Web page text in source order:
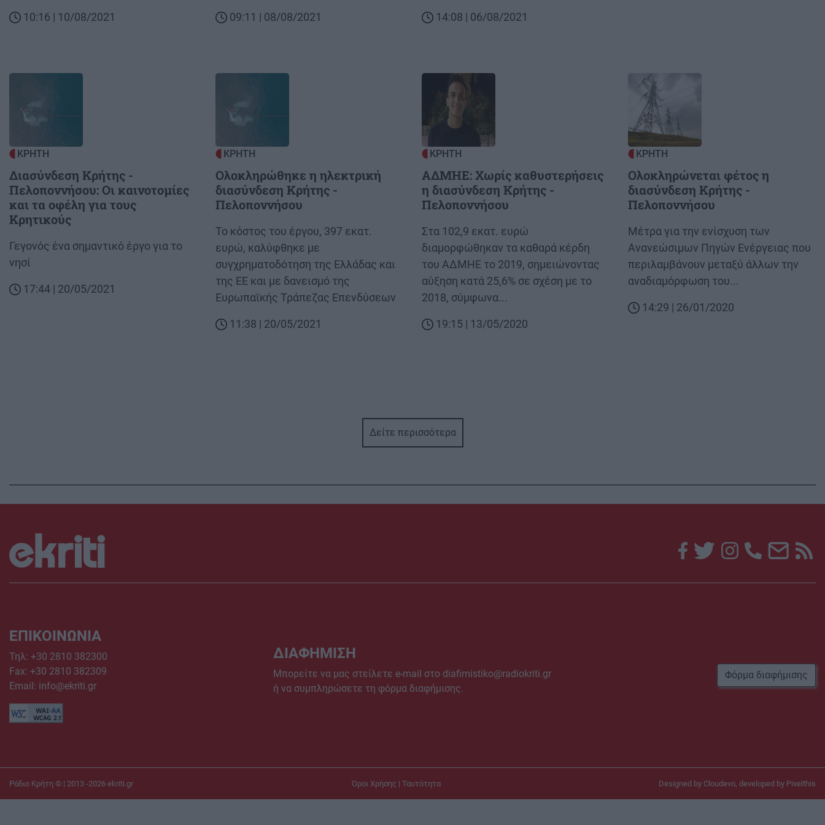
10:16 | 10/08/2021 09:11 | 08/08/2021 14:08 | 06/08/2021
ΚΡΗΤΗ
Διασύνδεση Κρήτης -
Πελοποννήσου: Οι καινοτομίες
και τα οφέλη για τους
Κρητικούς
Body
Γεγονός ένα σημαντικό έργο για το
νησί
17:44 | 20/05/2021
ΚΡΗΤΗ
Ολοκληρώθηκε η ηλεκτρική
διασύνδεση Κρήτης -
Πελοποννήσου
Body
Το κόστος του έργου, 397 εκατ.
ευρώ, καλύφθηκε με
συγχρηματοδότηση της Ελλάδας και
της ΕΕ και με δανεισμό της
Ευρωπαϊκής Τράπεζας Επενδύσεων
11:38 | 20/05/2021
ΚΡΗΤΗ
ΑΔΜΗΕ: Χωρίς καθυστερήσεις
η διασύνδεση Κρήτης -
Πελοποννήσου
Body
Στα 102,9 εκατ. ευρώ
διαμορφώθηκαν τα καθαρά κέρδη
του ΑΔΜΗΕ το 2019, σημειώνοντας
αύξηση κατά 25,6% σε σχέση με το
2018, σύμφωνα...
19:15 | 13/05/2020
Image
ΚΡΗΤΗ
Ολοκληρώνεται φέτος η
διασύνδεση Κρήτης -
Πελοποννήσου
Body
Μέτρα για την ενίσχυση των
Ανανεώσιμων Πηγών Ενέργειας που
περιλαμβάνουν μεταξύ άλλων την
αναδιαμόρφωση του...
14:29 | 26/01/2020
Δείτε περισσότερα
ΕΠΙΚΟΙΝΩΝΙΑ
Τηλ: +30 2810 382300
Fax: +30 2810 382309
Email: info@ekriti.gr
ΔΙΑΦΗΜΙΣΗ
Μπορείτε να μας στείλετε e-mail στο diafimistiko@radiokriti.gr
ή να συμπληρώσετε τη φόρμα διαφήμισης.
Φόρμα διαφήμισης
Ράδιο Κρήτη © | 2013 -2026 ekriti.gr Όροι Χρήσης | Ταυτότητα Designed by Cloudevo, developed by Pixelthis